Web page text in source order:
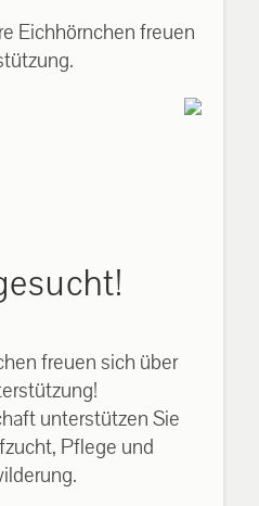
Eichhörnchen freuen
freuen sich über
unterstützen Sie
Pflege und